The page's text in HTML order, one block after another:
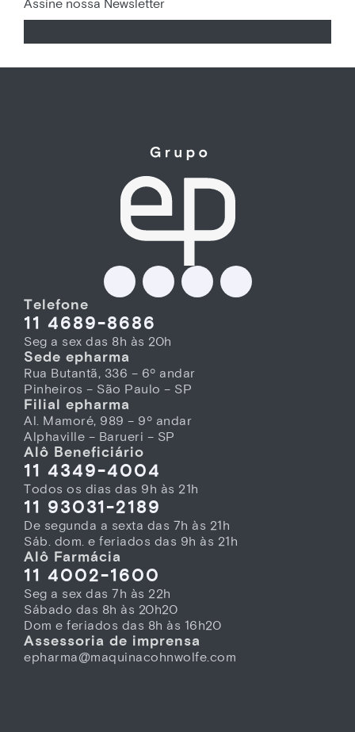
Assine nossa Newsletter
Telefone
11 4689-8686
Seg a sex das 8h às 20h
Sede epharma
Rua Butantã, 336 – 6º andar
Pinheiros – São Paulo – SP
Filial epharma
Al. Mamoré, 989 – 9º andar
Alphaville – Barueri – SP
Alô Beneficiário
11 4349-4004
Todos os dias das 9h às 21h
11 93031-2189
De segunda a sexta das 7h às 21h
Sáb. dom. e feriados das 9h às 21h
Alô Farmácia
11 4002-1600
Seg a sex das 7h às 22h
Sábado das 8h às 20h20
Dom e feriados das 8h às 16h20
Assessoria de imprensa
epharma@maquinacohnwolfe.com